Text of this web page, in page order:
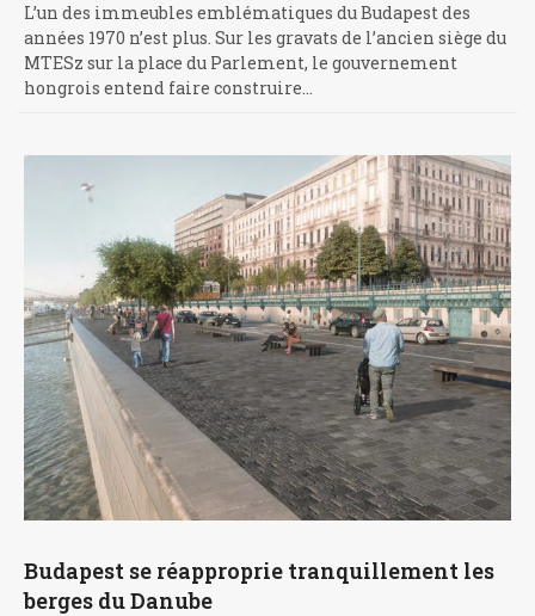
L’un des immeubles emblématiques du Budapest des
années 1970 n’est plus. Sur les gravats de l’ancien siège du
MTESz sur la place du Parlement, le gouvernement
hongrois entend faire construire…
Budapest se réapproprie tranquillement les
berges du Danube